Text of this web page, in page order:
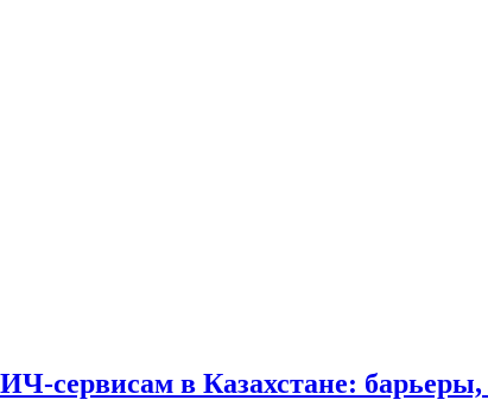
сервисам в Казахстане: